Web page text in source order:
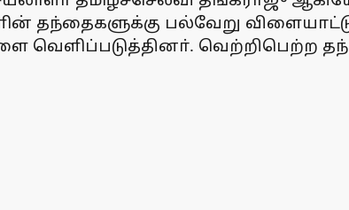
தந்தைகளுக்கு பல்வேறு
வெளிப்படுத்தினா். வெற்றிபெற்ற